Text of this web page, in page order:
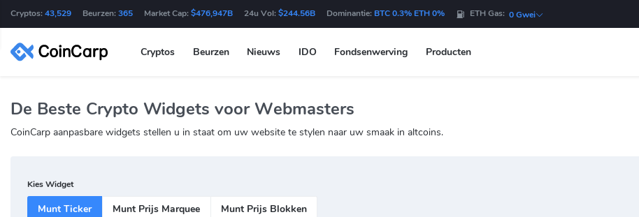
Cryptos: 43,529 Beurzen: 365 Market Cap: $476,947B 24u Vol: $244.56B Dominantie: BTC 0.3% ETH 0% ETH Gas: 0 Gwei
Cryptos Beurzen Nieuws IDO Fondsenwerving Producten
De Beste Crypto Widgets voor Webmasters
CoinCarp aanpasbare widgets stellen u in staat om uw website te stylen naar uw smaak in altcoins.
Kies Widget
Munt Ticker Munt Prijs Marquee Munt Prijs Blokken